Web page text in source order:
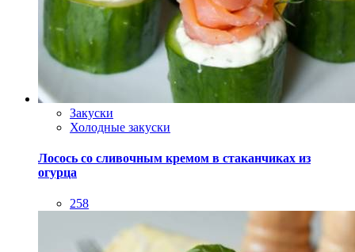
Закуски
Холодные закуски
Лосось со сливочным кремом в стаканчиках из
огурца
258